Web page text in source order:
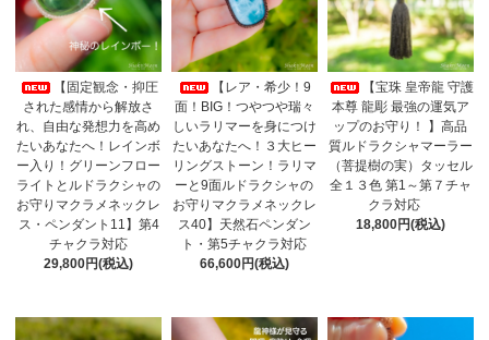
【固定観念・抑圧
された感情から解放さ
れ、自由な発想力を高め
たいあなたへ！レインボ
ー入り！グリーンフロー
ライトとルドラクシャの
お守りマクラメネックレ
ス・ペンダント11】第4
チャクラ対応
29,800円(税込)
【レア・希少！9
面！BIG！つやつや瑞々
しいラリマーを身につけ
たいあなたへ！３大ヒー
リングストーン！ラリマ
ーと9面ルドラクシャの
お守りマクラメネックレ
ス40】天然石ペンダン
ト・第5チャクラ対応
66,600円(税込)
【宝珠 皇帝龍 守護
本尊 龍彫 最強の運気ア
ップのお守り！ 】高品
質ルドラクシャマーラー
（菩提樹の実）タッセル
全１３色 第1～第７チャ
クラ対応
18,800円(税込)